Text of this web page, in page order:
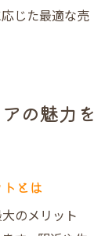
じた最適な売
の魅力を
とは
のメリット